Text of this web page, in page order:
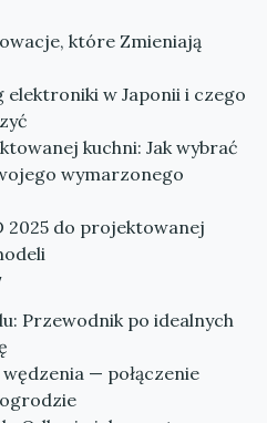
które Zmieniają
elektroniki w Japonii i czego
kuchni: Jak wybrać
wymarzonego
2025 do projektowanej
Przewodnik po idealnych
— połączenie